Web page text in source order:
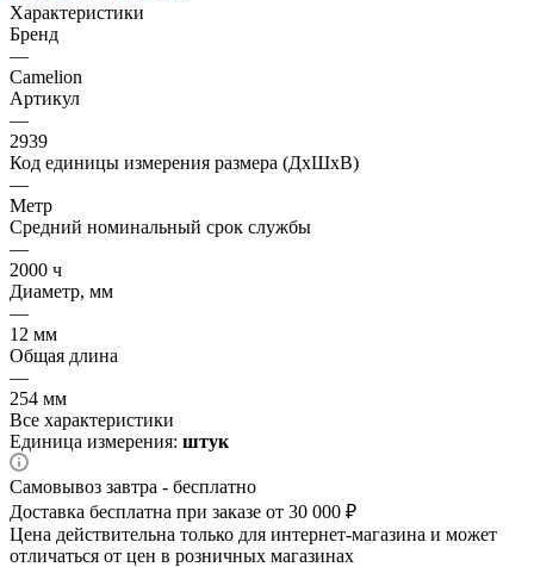
Характеристики
Бренд
—
Camelion
Артикул
—
2939
Код единицы измерения размера (ДхШхВ)
—
Метр
Средний номинальный срок службы
—
2000 ч
Диаметр, мм
—
12 мм
Общая длина
—
254 мм
Все характеристики
Единица измерения: штук
Самовывоз завтра - бесплатно
Доставка бесплатна при заказе от 30 000 ₽
Цена действительна только для интернет-магазина и может
отличаться от цен в розничных магазинах